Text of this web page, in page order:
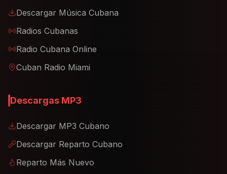
Descargar Música Cubana
Radios Cubanas
Radio Cubana Online
Cuban Radio Miami
Descargas MP3
Descargar MP3 Cubano
Descargar Reparto Cubano
Reparto Más Nuevo